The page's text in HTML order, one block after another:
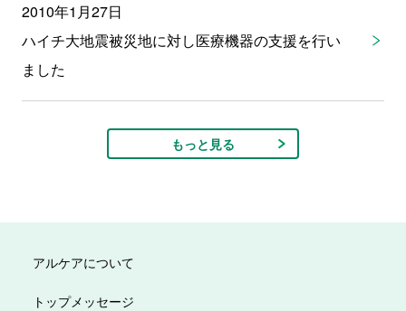
2010年1月27日
ハイチ大地震被災地に対し医療機器の支援を行い
ました
もっと見る
アルケアについて
トップメッセージ